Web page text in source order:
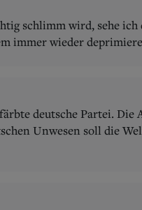
schlimm wird, sehe ich
immer wieder
deutsche Partei. Die
Unwesen soll die